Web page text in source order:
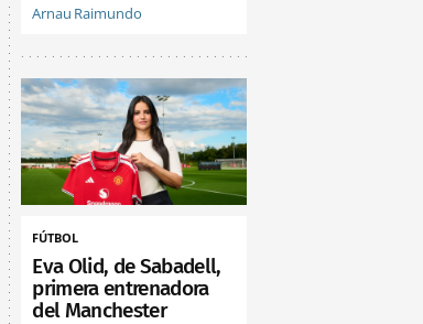
Arnau Raimundo
FÚTBOL
Eva Olid, de Sabadell,
primera entrenadora
del Manchester